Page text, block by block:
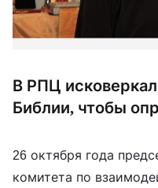
В РПЦ
Библии, чтобы
26 октября года
комитета по